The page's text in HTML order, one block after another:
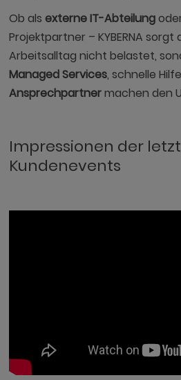
Ob als externe IT-Abteilung
Projektpartner – KYBERNA sorgt
Arbeitsalltag nicht belastet,
Managed Services, schnelle
Ansprechpartnermachen den
Impressionen der
Kundenevents